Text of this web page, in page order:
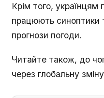
Крім того, українцям
працюють синоптики
прогнози погоди.
Читайте також, до
через глобальну